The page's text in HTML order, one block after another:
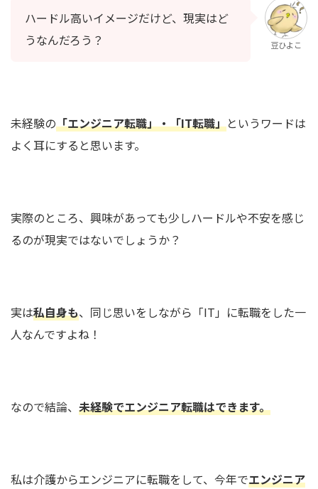
ハードル高いイメージだけど、現実はど
うなんだろう？
豆ひよこ
未経験の「エンジニア転職」・「IT転職」というワードは
よく耳にすると思います。
実際のところ、興味があっても少しハードルや不安を感じ
るのが現実ではないでしょうか？
実は私自身も、同じ思いをしながら「IT」に転職をした一
人なんですよね！
なので結論、 未経験でエンジニア転職はできます。
私は介護からエンジニアに転職をして、今年でエンジニア